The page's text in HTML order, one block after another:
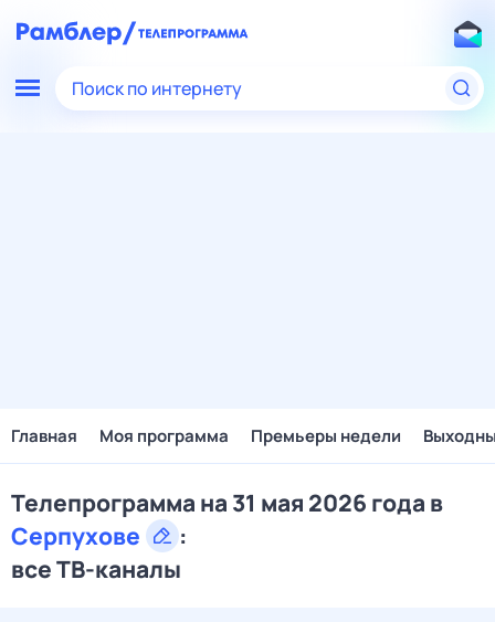
Поиск по интернету
Главная Моя программа Премьеры недели
Телепрограмма на 31 мая 2026 года в
Серпухове
:
все ТВ-каналы